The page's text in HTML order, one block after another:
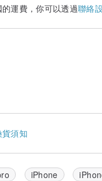
運費，你可以透過聯絡
須知
iPhone